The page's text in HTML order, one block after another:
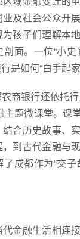
及社会公众开
孩子们理解本
面。一位“小史
是如何“白手起家
商银行还依托
主题微课堂。课
合历史故事、
到古代金融与
成都作为“交
金融生活相连